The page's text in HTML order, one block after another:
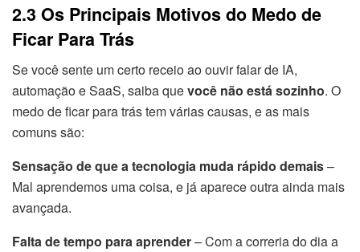
2.3 Os Principais Motivos do Medo de
Ficar Para Trás
Se você sente um certo receio ao ouvir falar de IA,
automação e SaaS, saiba quevocê não está sozinho. O
medo de ficar para trás tem várias causas, e as mais
comuns são:
Sensação de que a tecnologia muda rápido demais–
Mal aprendemos uma coisa, e já aparece outra ainda mais
avançada.
Falta de tempo para aprender– Com a correria do dia a